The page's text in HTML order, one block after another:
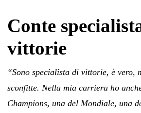
Conte
vittorie
“Sono specialista di vittorie, è vero,
sconfitte. Nella mia carriera ho
Champions, una del Mondiale, una